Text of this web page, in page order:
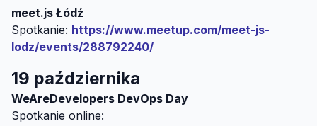
meet.js Łódź
Spotkanie: https://www.meetup.com/meet-js-
lodz/events/288792240/
19 października
WeAreDevelopers DevOps Day
Spotkanie online: